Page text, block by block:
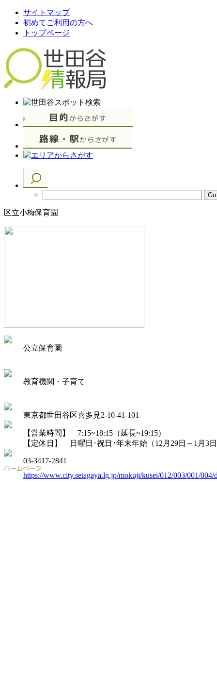
サイトマップ
初めてご利用の方へ
トップページ
区立小梅保育園
公立保育園
教育機関・子育て
東京都世田谷区喜多見2-10-41-101
【営業時間】 7:15~18:15（延長~19:15）
【定休日】 日曜日･祝日･年末年始（12月29日～1月3
03-3417-2841
https://www.city.setagaya.lg.jp/mokuji/kusei/012/003/001/004/